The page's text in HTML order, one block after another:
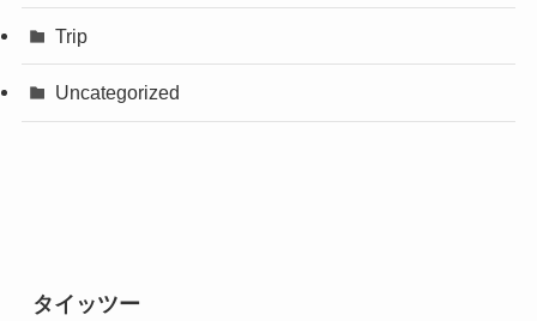
Trip
Uncategorized
タイッツー